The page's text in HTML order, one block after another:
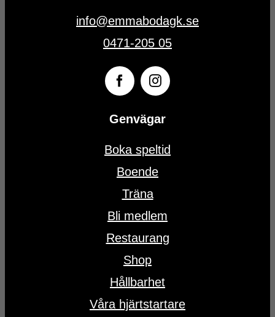
info@emmabodagk.se
0471-205 05
Genvägar
Boka speltid
Boende
Träna
Bli medlem
Restaurang
Shop
Hållbarhet
Våra hjärtstartare